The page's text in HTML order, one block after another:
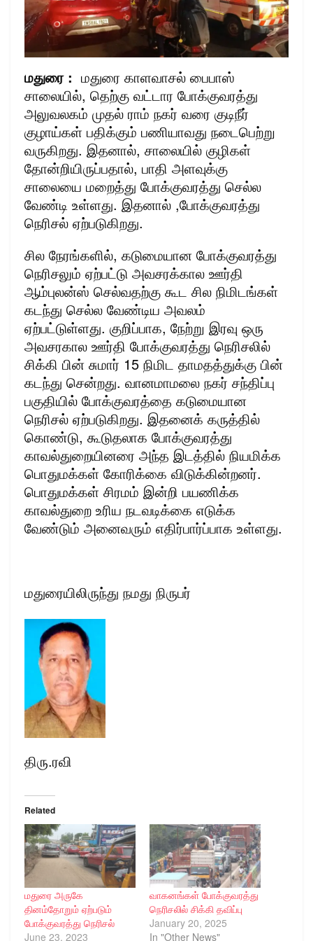
மதுரை : மதுரை காளவாசல் பைபாஸ்
சாலையில், தெற்கு வட்டார போக்குவரத்து
அலுவலகம் முதல் ராம் நகர் வரை குடிநீர்
குழாய்கள் பதிக்கும் பணியாவது நடைபெற்று
வருகிறது. இதனால், சாலையில் குழிகள்
தோன்றியிருப்பதால், பாதி அளவுக்கு
சாலையை மறைத்து போக்குவரத்து செல்ல
வேண்டி உள்ளது. இதனால் ,போக்குவரத்து
நெரிசல் ஏற்படுகிறது.
சில நேரங்களில், கடுமையான போக்குவரத்து
நெரிசலும் ஏற்பட்டு அவசரக்கால ஊர்தி
ஆம்புலன்ஸ் செல்வதற்கு கூட சில நிமிடங்கள்
கடந்து செல்ல வேண்டிய அவலம்
ஏற்பட்டுள்ளது. குறிப்பாக, நேற்று இரவு ஒரு
அவசரகால ஊர்தி போக்குவரத்து நெரிசலில்
சிக்கி பின் சுமார் 15 நிமிட தாமதத்துக்கு பின்
கடந்து சென்றது. வானமாமலை நகர் சந்திப்பு
பகுதியில் போக்குவரத்தை கடுமையான
நெரிசல் ஏற்படுகிறது. இதனைக் கருத்தில்
கொண்டு, கூடுதலாக போக்குவரத்து
காவல்துறையினரை அந்த இடத்தில் நியமிக்க
பொதுமக்கள் கோரிக்கை விடுக்கின்றனர்.
பொதுமக்கள் சிரமம் இன்றி பயணிக்க
காவல்துறை உரிய நடவடிக்கை எடுக்க
வேண்டும் அனைவரும் எதிர்பார்ப்பாக உள்ளது.
மதுரையிலிருந்து நமது நிருபர்
திரு.ரவி
Related
மதுரை அருகே
தினம்தோறும் ஏற்படும்
போக்குவரத்து நெரிசல்
June 23, 2023
வாகனங்கள் போக்குவரத்து
நெரிசலில் சிக்கி தவிப்பு
January 20, 2025
In "Other News"